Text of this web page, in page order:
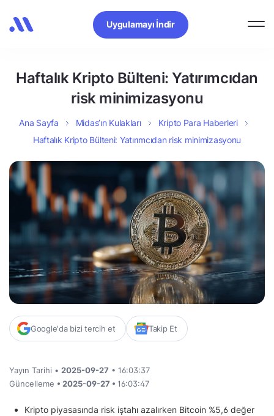
Uygulamayı İndir
Haftalık Kripto Bülteni: Yatırımcıdan
risk minimizasyonu
Ana Sayfa Midas’ın Kulakları
Kripto Para Haberleri
Haftalık Kripto Bülteni: Yatırımcıdan risk minimizasyonu
Google'da bizi tercih et Takip Et
Yayın Tarihi • 2025-09-27 • 16:03:37
Güncelleme • 2025-09-27 • 16:03:47
Kripto piyasasında risk iştahı azalırken Bitcoin %5,6 değer